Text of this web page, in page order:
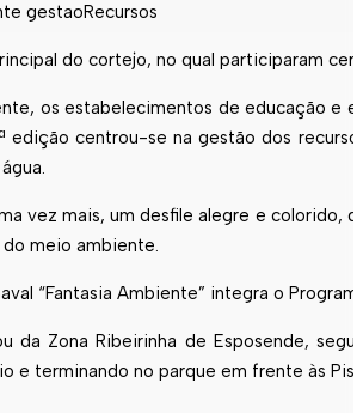
do cortejo, no qual participaram
os estabelecimentos de educação e
edição centrou-se na gestão dos
vez mais, um desfile alegre e colorido,
meio ambiente.
“Fantasia Ambiente” integra o
da Zona Ribeirinha de Esposende,
e terminando no parque em frente às